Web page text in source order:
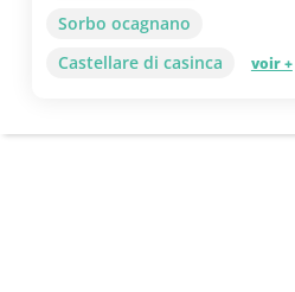
Sorbo ocagnano
Castellare di casinca
voir +